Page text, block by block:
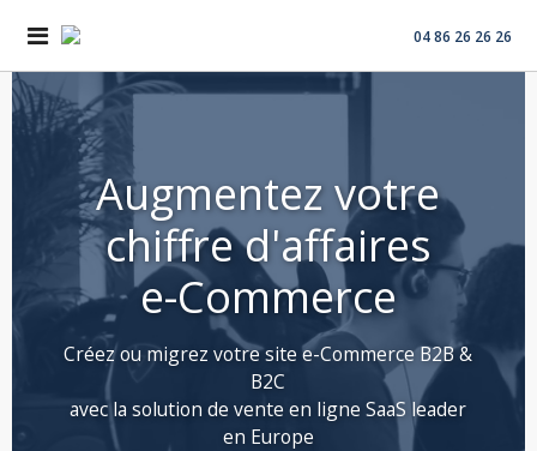
04 86 26 26 26
Augmentez votre
chiffre d'affaires
e-Commerce
Créez ou migrez votre site e-Commerce B2B &
B2C
avec la solution de vente en ligne SaaS leader
en Europe